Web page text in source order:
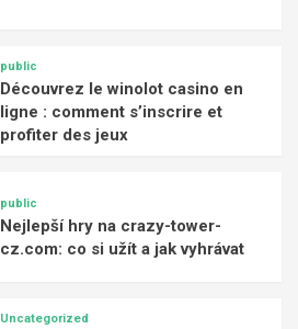
public
Découvrez le winolot casino en
ligne : comment s’inscrire et
profiter des jeux
public
Nejlepší hry na crazy-tower-
cz.com: co si užít a jak vyhrávat
Uncategorized